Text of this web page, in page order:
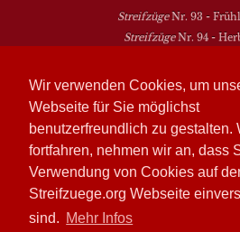
Wir verwenden Cookies, um
Webseite für Sie möglichst
benutzerfreundlich zu gestalten.
fortfahren, nehmen wir an, dass
Verwendung von Cookies auf
Streifzuege.org Webseite
sind. Mehr Infos
StreifzügeNr. 93 -
StreifzügeNr. 94 -
Vielfalt heißt zwischen den
Dasein als
Das Elend der
Hymne. Kanon.
Streifzüge läuft mit